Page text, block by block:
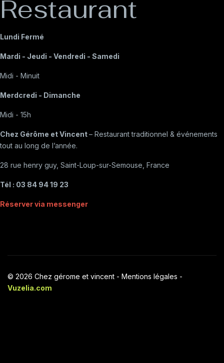
Restaurant
Lundi Fermé
Mardi - Jeudi - Vendredi - Samedi
Midi - Minuit
Merdcredi - Dimanche
Midi - 15h
Chez Gérôme et Vincent– Restaurant traditionnel & événements
tout au long de l’année.
28 rue henry guy, Saint-Loup-sur-Semouse, France
Tél : 03 84 94 19 23
Réserver via messenger
© 2026 Chez gérome et vincent - Mentions légales -
Vuzelia.com